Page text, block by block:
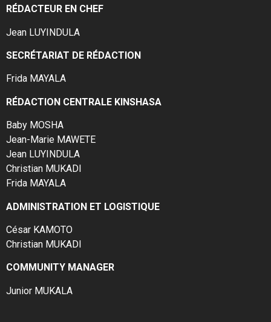
RÉDACTEUR EN CHEF
Jean LUYINDULA
SECRÉTARIAT DE RÉDACTION
Frida MAYALA
RÉDACTION CENTRALE KINSHASA
Baby MOSHA
Jean-Marie MAWETE
Jean LUYINDULA
Christian MUKADI
Frida MAYALA
ADMINISTRATION ET LOGISTIQUE
César KAMOTO
Christian MUKADI
COMMUNITY MANAGER
Junior MUKALA